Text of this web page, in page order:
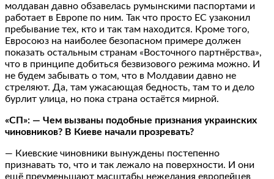
молдаван давно обзавелась румынскими паспортами и
работает в Европе по ним. Так что просто ЕС узаконил
пребывание тех, кто и так там находится. Кроме того,
Евросоюз на наиболее безопасном примере должен
показать остальным странам «Восточного партнёрства»,
что в принципе добиться безвизового режима можно. И
не будем забывать о том, что в Молдавии давно не
стреляют. Да, там ужасающая бедность, там то и дело
бурлит улица, но пока страна остаётся мирной.
«СП»: — Чем вызваны подобные признания украинских
чиновников? В Киеве начали прозревать?
— Киевские чиновники вынуждены постепенно
признавать то, что и так лежало на поверхности. И они
ещё преуменьшают масштабы нежелания европейцев